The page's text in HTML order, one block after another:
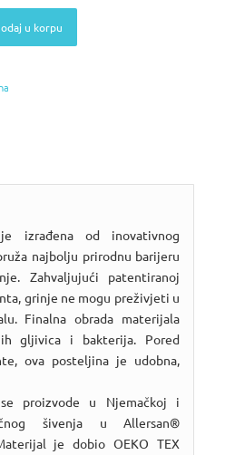
u korpu
izrađena od inovativnog
najbolju prirodnu barijeru
Zahvaljujući patentiranoj
grinje ne mogu preživjeti u
Finalna obrada materijala
gljivica i bakterija. Pored
ova posteljina je udobna,
proizvode u Njemačkoj i
šivenja u Allersan®
je dobio OEKO TEX